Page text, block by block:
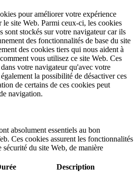
pour améliorer votre expérience
le site Web. Parmi ceux-ci, les cookies
sont stockés sur votre navigateur car ils
des fonctionnalités de base du site
des cookies tiers qui nous aident à
vous utilisez ce site Web. Ces
votre navigateur qu'avec votre
la possibilité de désactiver ces
de certains de ces cookies peut
navigation.
absolument essentiels au bon
Ces cookies assurent les fonctionnalités
sécurité du site Web, de manière
Description